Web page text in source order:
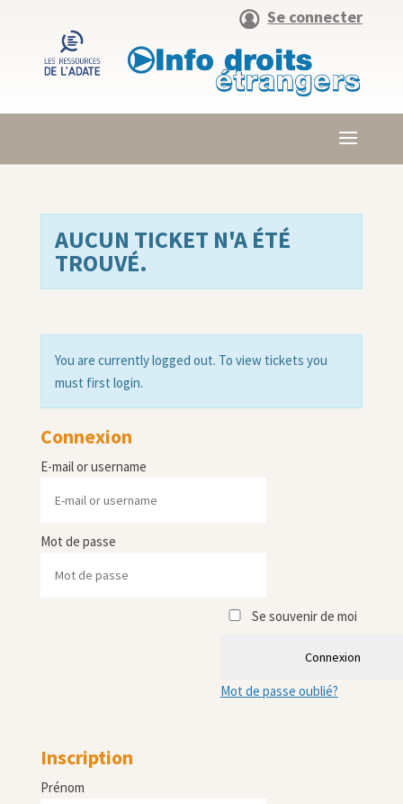
Se connecter
AUCUN TICKET N'A ÉTÉ
TROUVÉ.
You are currently logged out. To view tickets you
must first login.
Connexion
E-mail or username
Mot de passe
Se souvenir de moi
Connexion
Mot de passe oublié?
Inscription
Prénom